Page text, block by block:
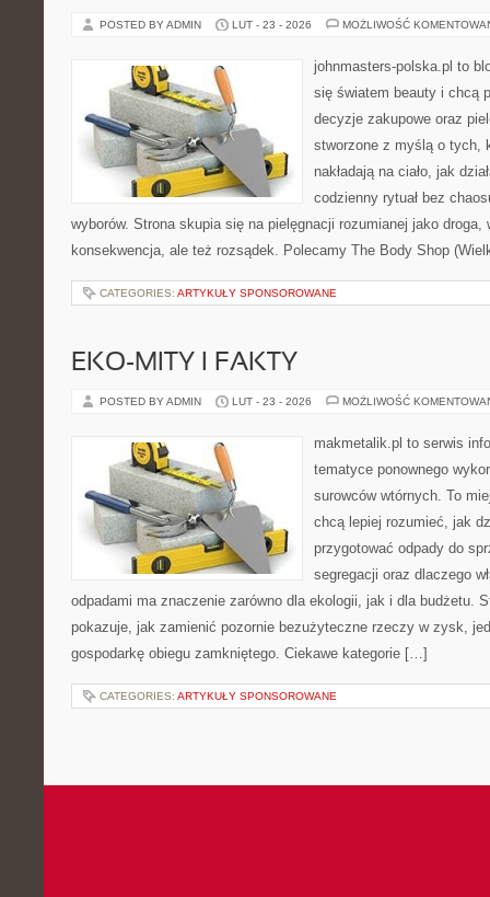
POSTED BY ADMIN LUT - 23 - 2026 MOŻLIWOŚĆ
johnmasters-polska.pl to
się światem beauty i chcą
decyzje zakupowe oraz
stworzone z myślą o tych,
nakładają na ciało, jak
codzienny rytuał bez
wyborów. Strona skupia się na pielęgnacji rozumianej jako
konsekwencja, ale też rozsądek. Polecamy The Body Shop
CATEGORIES: ARTYKUŁY SPONSOROWANE
EKO-MITY I FAKTY
POSTED BY ADMIN LUT - 23 - 2026 MOŻLIWOŚĆ
makmetalik.pl to serwis
tematyce ponownego
surowców wtórnych. To
chcą lepiej rozumieć, jak
przygotować odpady do
segregacji oraz dlaczego
odpadami ma znaczenie zarówno dla ekologii, jak i dla budżetu.
pokazuje, jak zamienić pozornie bezużyteczne rzeczy w zysk,
gospodarkę obiegu zamkniętego. Ciekawe kategorie […]
CATEGORIES: ARTYKUŁY SPONSOROWANE